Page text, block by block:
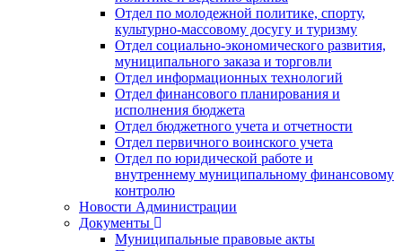
Отдел по молодежной политике, спорту,
культурно-массовому досугу и туризму
Отдел социально-экономического развития,
муниципального заказа и торговли
Отдел информационных технологий
Отдел финансового планирования и
исполнения бюджета
Отдел бюджетного учета и отчетности
Отдел первичного воинского учета
Отдел по юридической работе и
внутреннему муниципальному финансовому
контролю
Новости Администрации
Документы
Муниципальные правовые акты